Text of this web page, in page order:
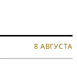
8 АВГУСТА